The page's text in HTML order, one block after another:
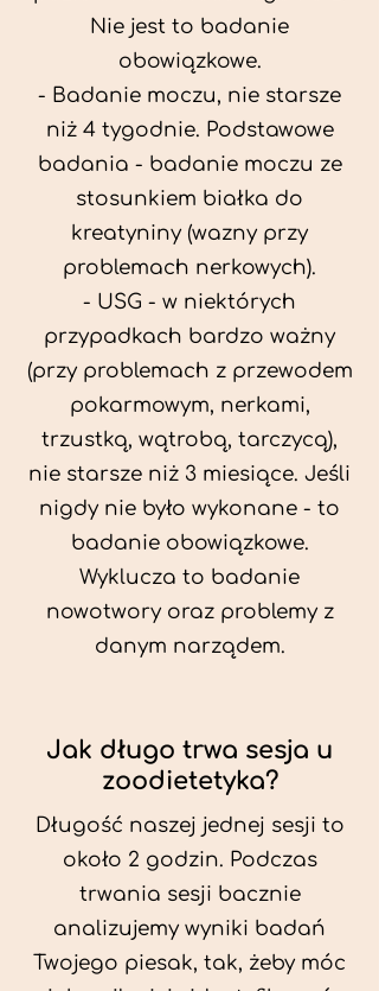
Nie jest to badanie
obowiązkowe.
- Badanie moczu, nie starsze
niż 4 tygodnie. Podstawowe
badania - badanie moczu ze
stosunkiem białka do
kreatyniny (wazny przy
problemach nerkowych).
- USG - w niektórych
przypadkach bardzo ważny
(przy problemach z przewodem
pokarmowym, nerkami,
trzustką, wątrobą, tarczycą),
nie starsze niż 3 miesiące. Jeśli
nigdy nie było wykonane - to
badanie obowiązkowe.
Wyklucza to badanie
nowotwory oraz problemy z
danym narządem.
Jak długo trwa sesja u
zoodietetyka?
Długość naszej jednej sesji to
około 2 godzin. Podczas
trwania sesji bacznie
analizujemy wyniki badań
Twojego piesak, tak, żeby móc